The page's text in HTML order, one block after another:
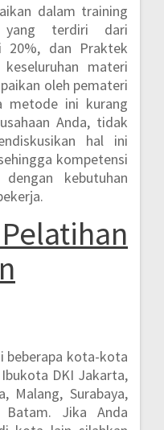
dalam training
yang terdiri dari
20%, dan Praktek
materi
oleh pemateri
metode ini kurang
Anda, tidak
hal ini
kompetensi
kebutuhan
Pelatihan
beberapa kota-kota
Ibukota DKI Jakarta,
Malang, Surabaya,
Jika Anda